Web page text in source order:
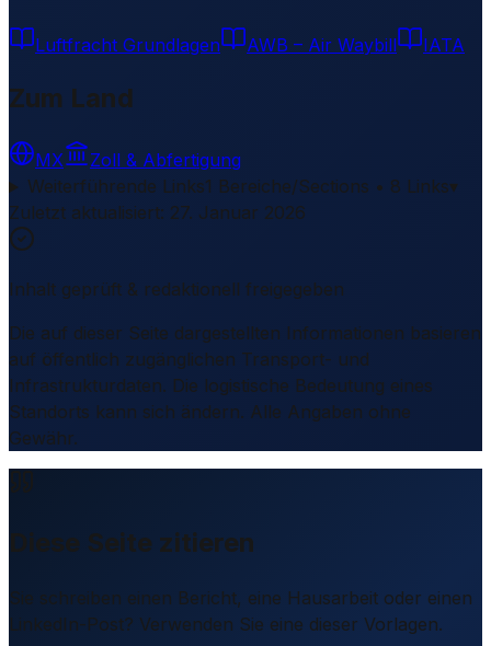
Luftfracht Grundlagen AWB – Air Waybill IATA
Zum Land
MX
Zoll & Abfertigung
Weiterführende Links1 Bereiche/Sections • 8 Links▾
Zuletzt aktualisiert: 27. Januar 2026
Inhalt geprüft & redaktionell freigegeben
Die auf dieser Seite dargestellten Informationen basieren
auf öffentlich zugänglichen Transport- und
Infrastrukturdaten. Die logistische Bedeutung eines
Standorts kann sich ändern. Alle Angaben ohne
Gewähr.
Diese Seite zitieren
Sie schreiben einen Bericht, eine Hausarbeit oder einen
LinkedIn-Post? Verwenden Sie eine dieser Vorlagen.